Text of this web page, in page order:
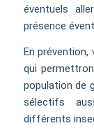
éventuels
présence
En prévention,
qui
population de
sélectifs
différents